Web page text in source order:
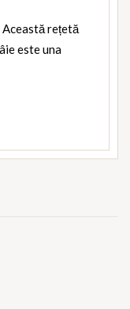
Această rețetă
este una